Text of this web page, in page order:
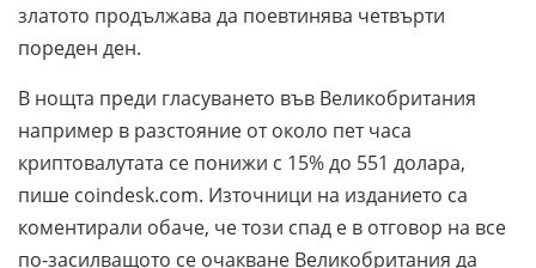
златото продължава да поевтинява четвърти
пореден ден.
В нощта преди гласуването във Великобритания
например в разстояние от около пет часа
криптовалутата се понижи с 15% до 551 долара,
пише coindesk.com. Източници на изданието са
коментирали обаче, че този спад е в отговор на все
по-засилващото се очакване Великобритания да